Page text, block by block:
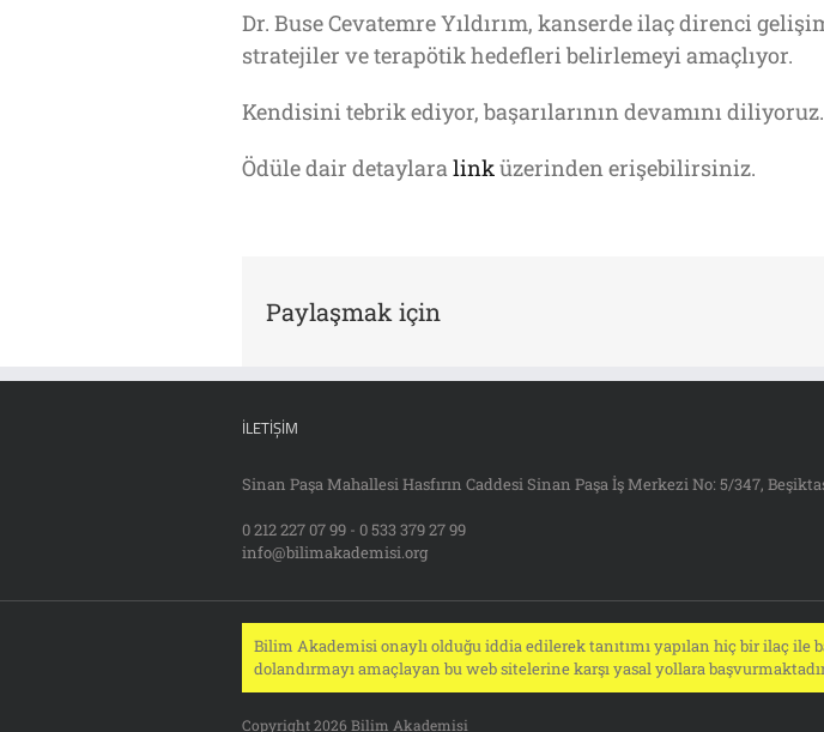
Dr. Buse Cevatemre Yıldırım, kanserde ilaç direnci
stratejiler ve terapötik hedefleri belirlemeyi amaçlıyor.
Kendisini tebrik ediyor, başarılarının devamını diliyoruz.
Ödüle dair detaylaralinküzerinden erişebilirsiniz.
Paylaşmak için
İLETIŞIM
Sinan Paşa Mahallesi Hasfırın Caddesi Sinan Paşa İş Merkezi No: 5/347,
0 212 227 07 99 - 0 533 379 27 99
info@bilimakademisi.org
Bilim Akademisi onaylı olduğu iddia edilerek tanıtımı yapılan hiç bir ilaç
dolandırmayı amaçlayan bu web sitelerine karşı yasal yollara
Copyright 2026 Bilim Akademisi